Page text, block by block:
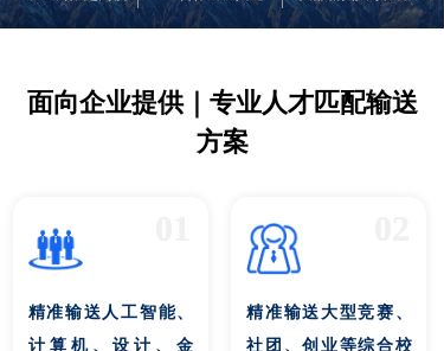
面向企业提供｜专业人才匹配输送
方案
精准输送人工智能、
计算机、设计、金
精准输送大型竞赛、
社团、创业等综合校